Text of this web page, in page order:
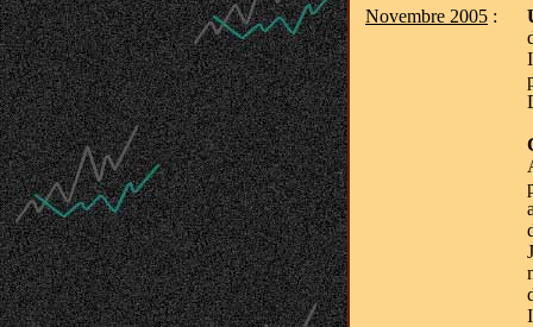
Novembre 2005 :